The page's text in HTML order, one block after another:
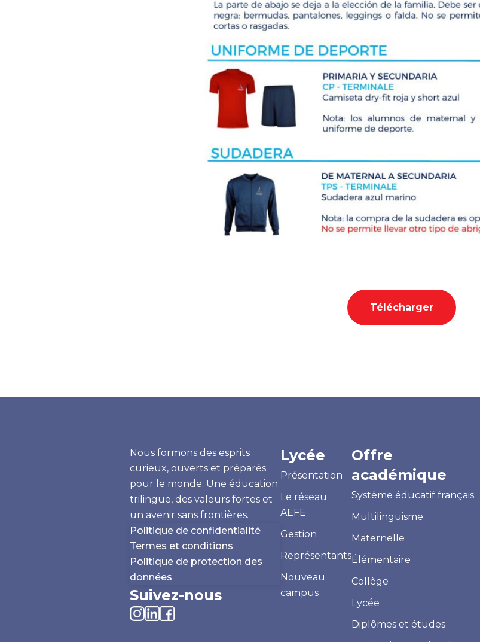
Télécharger
Nous formons des esprits
curieux, ouverts et préparés
pour le monde. Une éducation
trilingue, des valeurs fortes et
un avenir sans frontières.
Politique de confidentialité
Termes et conditions
Politique de protection des
données
Suivez-nous
Lycée
Présentation
Le réseau
AEFE
Gestion
Représentants
Nouveau
campus
Offre
académique
Système éducatif français
Multilinguisme
Maternelle
Élémentaire
Collège
Lycée
Diplômes et études